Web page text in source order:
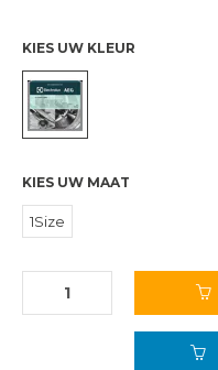
KIES UW KLEUR
KIES UW MAAT
1Size